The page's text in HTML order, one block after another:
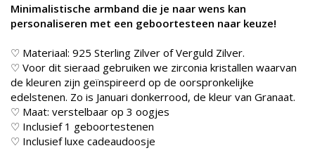
Minimalistische armband die je naar wens kan
personaliseren met een geboortesteen naar keuze!
♡ Materiaal: 925 Sterling Zilver of Verguld Zilver.
♡ Voor dit sieraad gebruiken we zirconia kristallen waarvan
de kleuren zijn geïnspireerd op de oorspronkelijke
edelstenen. Zo is Januari donkerrood, de kleur van Granaat.
♡ Maat: verstelbaar op 3 oogjes
♡ Inclusief 1 geboortestenen
♡ Inclusief luxe cadeaudoosje